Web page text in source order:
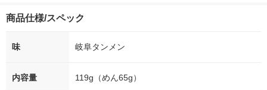
商品仕様/スペック
味 岐阜タンメン
内容量 119g（めん65g）